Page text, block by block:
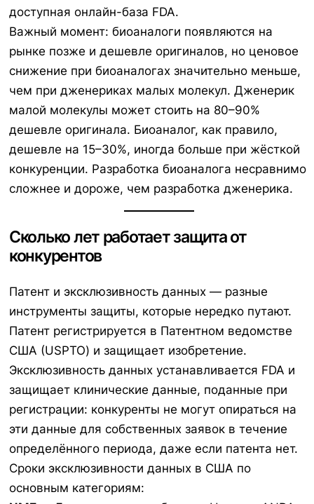
доступная онлайн-база FDA.
Важный момент: биоаналоги появляются на
рынке позже и дешевле оригиналов, но ценовое
снижение при биоаналогах значительно меньше,
чем при дженериках малых молекул. Дженерик
малой молекулы может стоить на 80–90%
дешевле оригинала. Биоаналог, как правило,
дешевле на 15–30%, иногда больше при жёсткой
конкуренции. Разработка биоаналога несравнимо
сложнее и дороже, чем разработка дженерика.
Сколько лет работает защита от
конкурентов
Патент и эксклюзивность данных — разные
инструменты защиты, которые нередко путают.
Патент регистрируется в Патентном ведомстве
США (USPTO) и защищает изобретение.
Эксклюзивность данных устанавливается FDA и
защищает клинические данные, поданные при
регистрации: конкуренты не могут опираться на
эти данные для собственных заявок в течение
определённого периода, даже если патента нет.
Сроки эксклюзивности данных в США по
основным категориям: